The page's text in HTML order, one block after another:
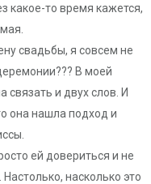
какое-то время кажется,
свадьбы, я совсем не
В моей
связать и двух слов. И
она нашла подход и
ей довериться и не
насколько это